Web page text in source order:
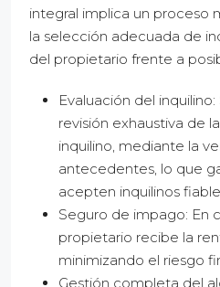
integral implica un proceso
la selección adecuada de
del propietario frente a
Evaluación del
revisión exhaustiva de
inquilino, mediante la
antecedentes, lo que
acepten inquilinos
Seguro de impago: En
propietario recibe la
minimizando el riesgo
Gestión completa del